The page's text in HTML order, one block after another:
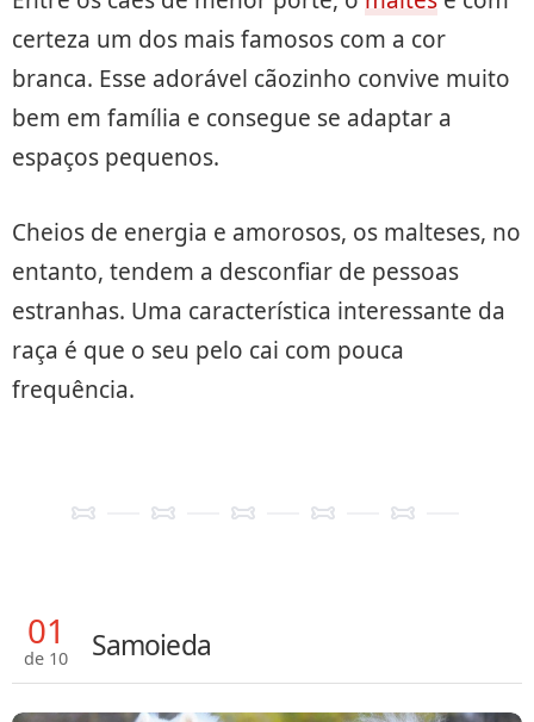
certeza um dos mais famosos com a cor
branca. Esse adorável cãozinho convive muito
bem em família e consegue se adaptar a
espaços pequenos.
Cheios de energia e amorosos, os malteses, no
entanto, tendem a desconfiar de pessoas
estranhas. Uma característica interessante da
raça é que o seu pelo cai com pouca
frequência.
01
de 10 Samoieda